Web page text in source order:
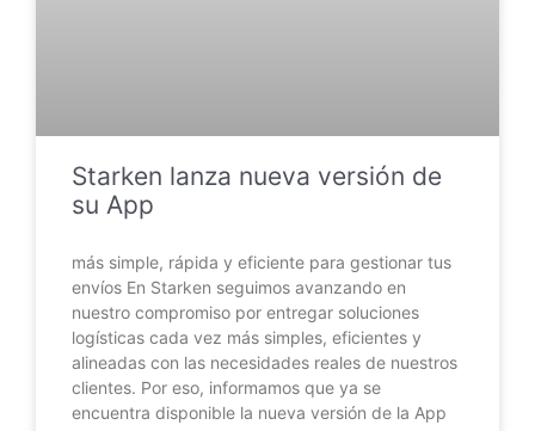
Starken lanza nueva versión de
su App
más simple, rápida y eficiente para gestionar tus
envíos En Starken seguimos avanzando en
nuestro compromiso por entregar soluciones
logísticas cada vez más simples, eficientes y
alineadas con las necesidades reales de nuestros
clientes. Por eso, informamos que ya se
encuentra disponible la nueva versión de la App